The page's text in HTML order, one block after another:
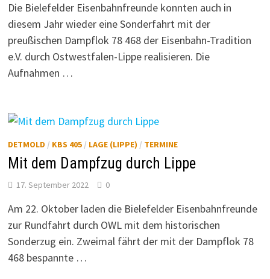
Die Bielefelder Eisenbahnfreunde konnten auch in
diesem Jahr wieder eine Sonderfahrt mit der
preußischen Dampflok 78 468 der Eisenbahn-Tradition
e.V. durch Ostwestfalen-Lippe realisieren. Die
Aufnahmen …
DETMOLD / KBS 405/ LAGE (LIPPE) / TERMINE
Mit dem Dampfzug durch Lippe
17. September 2022 0
Am 22. Oktober laden die Bielefelder Eisenbahnfreunde
zur Rundfahrt durch OWL mit dem historischen
Sonderzug ein. Zweimal fährt der mit der Dampflok 78
468 bespannte …